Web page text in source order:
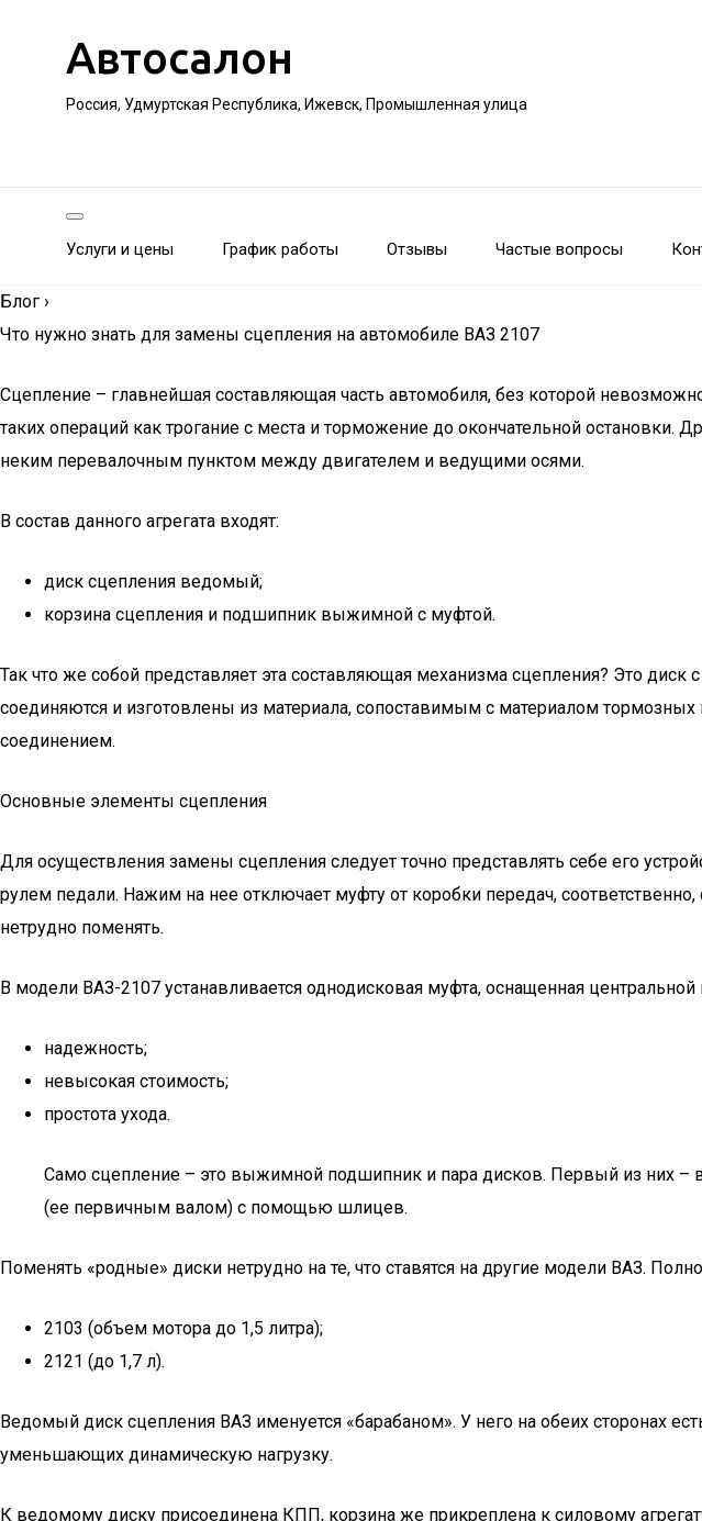
Автосалон
Россия, Удмуртская Республика, Ижевск, Промышленная улица
Услуги и цены График работы Отзывы Частые вопросы
Блог ›
Что нужно знать для замены сцепления на автомобиле ВАЗ 2107
Сцепление – главнейшая составляющая часть автомобиля, без которой
таких операций как трогание с места и торможение до окончательной
неким перевалочным пунктом между двигателем и ведущими осями.
В состав данного агрегата входят:
диск сцепления ведомый;
корзина сцепления и подшипник выжимной с муфтой.
Так что же собой представляет эта составляющая механизма сцепления? Это
соединяются и изготовлены из материала, сопоставимым с материалом
соединением.
Основные элементы сцепления
Для осуществления замены сцепления следует точно представлять себе его
рулем педали. Нажим на нее отключает муфту от коробки передач,
нетрудно поменять.
В модели ВАЗ-2107 устанавливается однодисковая муфта, оснащенная
надежность;
невысокая стоимость;
простота ухода.
Само сцепление – это выжимной подшипник и пара дисков. Первый из них –
(ее первичным валом) с помощью шлицев.
Поменять «родные» диски нетрудно на те, что ставятся на другие модели ВАЗ.
2103 (объем мотора до 1,5 литра);
2121 (до 1,7 л).
Ведомый диск сцепления ВАЗ именуется «барабаном». У него на обеих сторонах
уменьшающих динамическую нагрузку.
К ведомому диску присоединена КПП, корзина же прикреплена к силовому